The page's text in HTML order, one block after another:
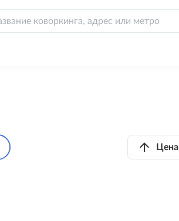
arrow_upward Цена